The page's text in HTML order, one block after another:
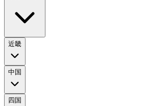
近畿
中国
四国